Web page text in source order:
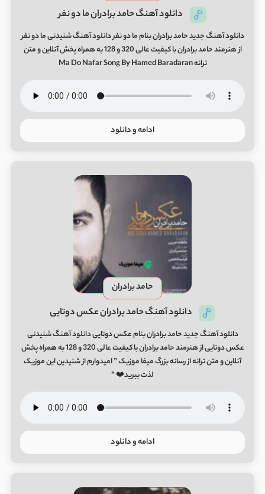
دانلود آهنگ حامد برادران ما دو نفر
دانلود آهنگ جدید حامد برادران بنام ما دو نفر دانلود آهنگ شنیدنی ما دو نفر
از هنرمند حامد برادران با کیفیت عالی 320 و 128 به همراه پخش آنلاین و متن
ترانه Ma Do Nafar Song By Hamed Baradaran
ادامه و دانلود
حامد برادران
دانلود آهنگ حامد برادران عکس دوتایی
دانلود آهنگ جدید حامد برادران بنام عکس دوتایی دانلود آهنگ شنیدنی
عکس دوتایی از هنرمند حامد برادران با کیفیت عالی 320 و 128 به همراه پخش
آنلاین و متن ترانه از رسانه بزرگ میفا موزیک ” امیدوارم از شنیدین این موزیک
لذت ببرید❤️ ”
ادامه و دانلود